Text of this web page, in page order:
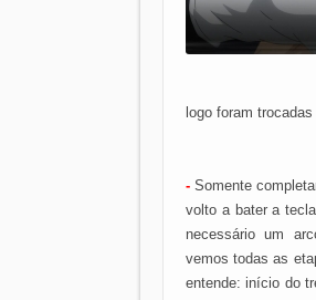
logo foram
-Somente
volto a bater a
necessário um
vemos todas as
entende: início do